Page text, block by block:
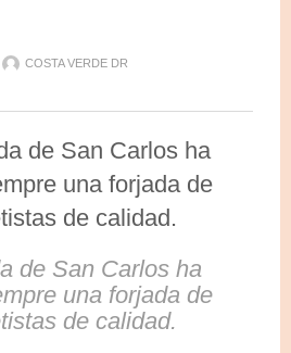
COSTA VERDE DR
de San Carlos ha
una forjada de
de calidad.